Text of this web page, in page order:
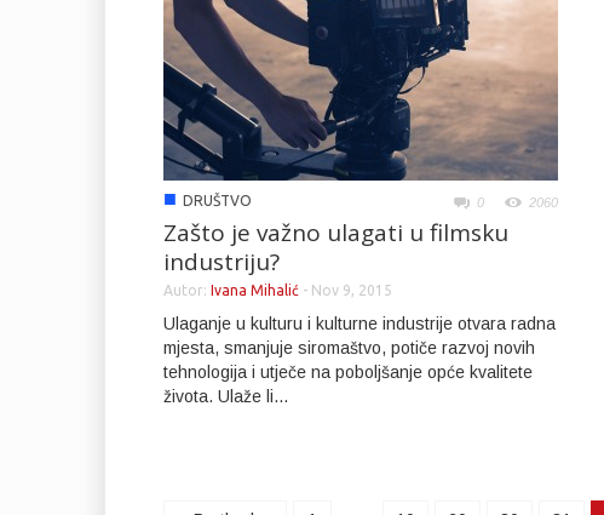
■ DRUŠTVO 0 2060
Zašto je važno ulagati u filmsku
industriju?
Autor: Ivana Mihalić - Nov 9, 2015
Ulaganje u kulturu i kulturne industrije otvara radna
mjesta, smanjuje siromaštvo, potiče razvoj novih
tehnologija i utječe na poboljšanje opće kvalitete
života. Ulaže li...